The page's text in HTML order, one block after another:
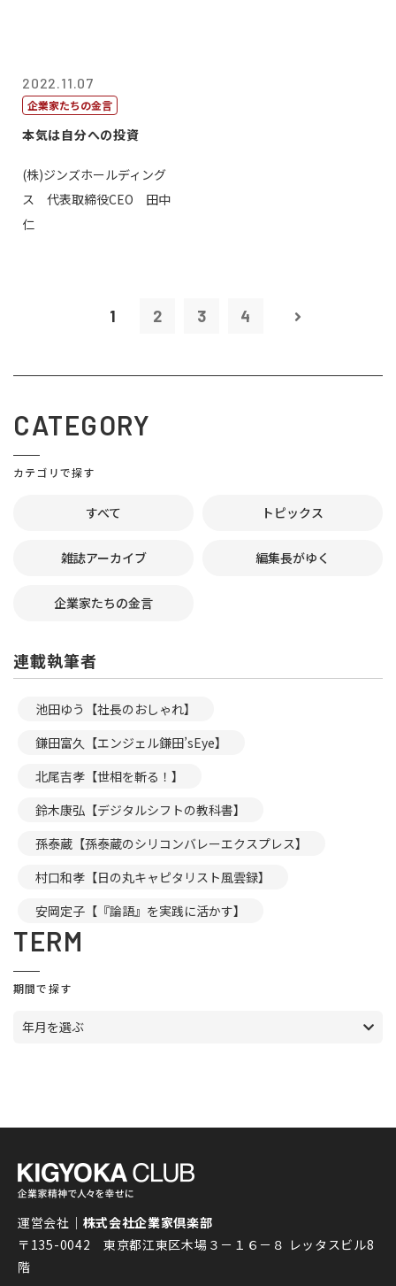
2022.11.07
企業家たちの金言
本気は自分への投資
(株)ジンズホールディング
ス 代表取締役CEO 田中
仁
1 2 3 4
CATEGORY
カテゴリで探す
すべて トピックス
雑誌アーカイブ 編集長がゆく
企業家たちの金言
連載執筆者
池田ゆう【社長のおしゃれ】
鎌田富久【エンジェル鎌田’sEye】
北尾吉孝【世相を斬る！】
鈴木康弘【デジタルシフトの教科書】
孫泰蔵【孫泰蔵のシリコンバレーエクスプレス】
村口和孝【日の丸キャピタリスト風雲録】
安岡定子【『論語』を実践に活かす】
TERM
期間で探す
年月を選ぶ
運営会社｜ 株式会社企業家倶楽部
〒135-0042 東京都江東区木場３－１６－８ レッタスビル8
階